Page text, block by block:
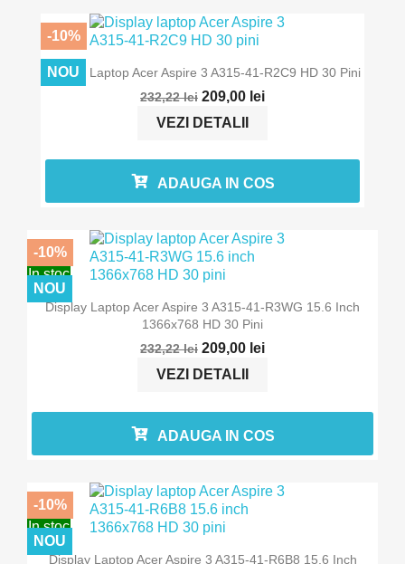
In stoc
Display Laptop Acer Aspire 3 A315-41-R2C9 HD 30 Pini
232,22 lei 209,00 lei
VEZI DETALII
-10%
NOU
ADAUGA IN COS
In stoc
Display Laptop Acer Aspire 3 A315-41-R3WG 15.6 Inch
1366x768 HD 30 Pini
232,22 lei 209,00 lei
VEZI DETALII
-10%
NOU
ADAUGA IN COS
In stoc
Display Laptop Acer Aspire 3 A315-41-R6B8 15.6 Inch
-10%
NOU